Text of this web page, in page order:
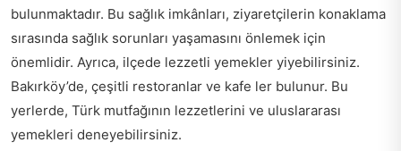
bulunmaktadır. Bu sağlık imkânları, ziyaretçilerin konaklama
sırasında sağlık sorunları yaşamasını önlemek için
önemlidir. Ayrıca, ilçede lezzetli yemekler yiyebilirsiniz.
Bakırköy’de, çeşitli restoranlar ve kafe ler bulunur. Bu
yerlerde, Türk mutfağının lezzetlerini ve uluslararası
yemekleri deneyebilirsiniz.